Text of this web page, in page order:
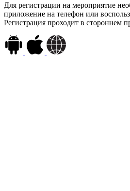
Для регистрации на мероприятие
приложение на телефон или
Регистрация проходит в стороннем